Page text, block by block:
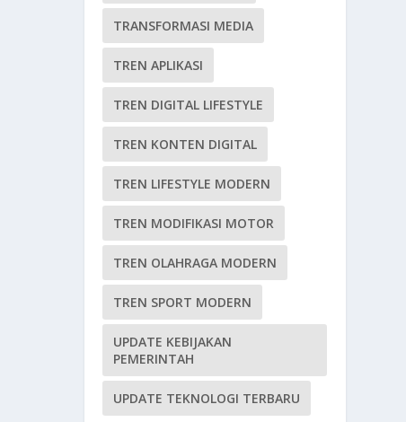
TRANSFORMASI MEDIA
TREN APLIKASI
TREN DIGITAL LIFESTYLE
TREN KONTEN DIGITAL
TREN LIFESTYLE MODERN
TREN MODIFIKASI MOTOR
TREN OLAHRAGA MODERN
TREN SPORT MODERN
UPDATE KEBIJAKAN
PEMERINTAH
UPDATE TEKNOLOGI TERBARU